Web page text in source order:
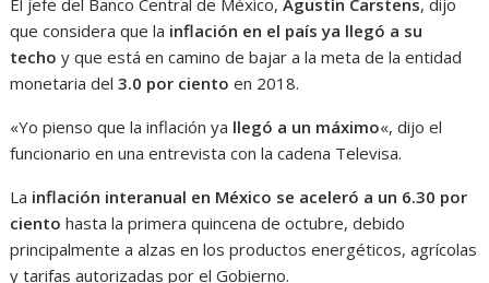
El jefe del Banco Central de México, Agustín Carstens, dijo
que considera que la inflación en el país ya llegó a su
techo y que está en camino de bajar a la meta de la entidad
monetaria del3.0 por ciento en 2018.
«Yo pienso que la inflación ya llegó a un máximo«, dijo el
funcionario en una entrevista con la cadena Televisa.
La inflación interanual en México se aceleró a un 6.30 por
cientohasta la primera quincena de octubre, debido
principalmente a alzas en los productos energéticos, agrícolas
y tarifas autorizadas por el Gobierno.